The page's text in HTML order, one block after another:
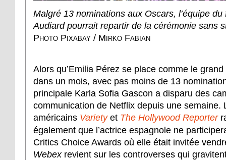
Malgré 13 nominations aux Oscars, l’équipe
Audiard pourrait repartir de la cérémonie sans
Photo Pixabay / Mirko Fabian
Alors qu’Emilia Pérez se place comme le
dans un mois, avec pas moins de 13
principale Karla Sofia Gascon a disparu des
communication de Netflix depuis une semaine.
américains Varietyet The Hollywood Reporter
également que l’actrice espagnole ne
Critics Choice Awards où elle était invitée
Webexrevient sur les controverses qui